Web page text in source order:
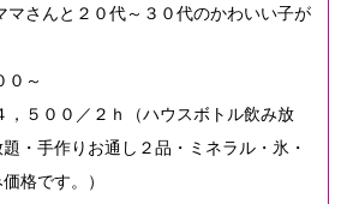
マさんと２０代～３０代のかわいい子が
０～
，５００／２ｈ（ハウスボトル飲み放
・手作りお通し２品・ミネラル・氷・
格です。）